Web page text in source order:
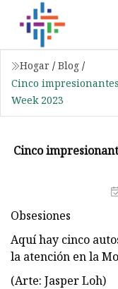
Hogar / Blog /
Cinco
Week 2023
Cinco
Obsesiones
Aquí hay cinco
la atención en la
(Arte: Jasper Loh)